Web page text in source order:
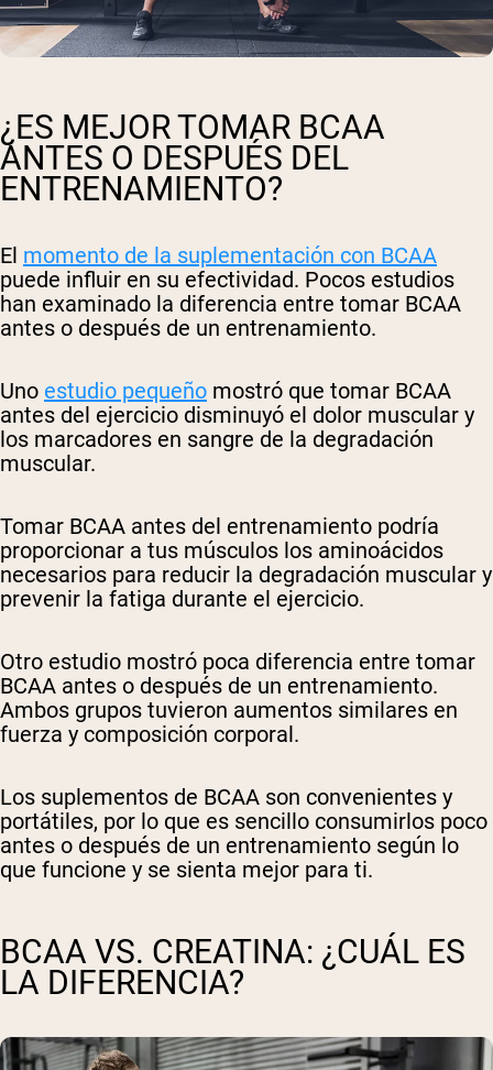
¿ES MEJOR TOMAR BCAA
ANTES O DESPUÉS DEL
ENTRENAMIENTO?
El momento de la suplementación con BCAA
puede influir en su efectividad. Pocos estudios
han examinado la diferencia entre tomar BCAA
antes o después de un entrenamiento.
Uno estudio pequeño mostró que tomar BCAA
antes del ejercicio disminuyó el dolor muscular y
los marcadores en sangre de la degradación
muscular.
Tomar BCAA antes del entrenamiento podría
proporcionar a tus músculos los aminoácidos
necesarios para reducir la degradación muscular y
prevenir la fatiga durante el ejercicio.
Otro estudio mostró poca diferencia entre tomar
BCAA antes o después de un entrenamiento.
Ambos grupos tuvieron aumentos similares en
fuerza y composición corporal.
Los suplementos de BCAA son convenientes y
portátiles, por lo que es sencillo consumirlos poco
antes o después de un entrenamiento según lo
que funcione y se sienta mejor para ti.
BCAA VS. CREATINA: ¿CUÁL ES
LA DIFERENCIA?